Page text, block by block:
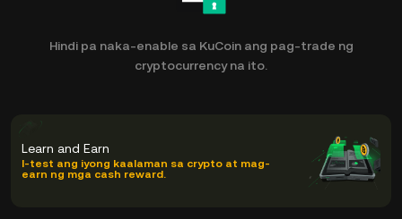
Hindi pa naka-enable sa KuCoin ang pag-trade ng
cryptocurrency na ito.
Learn and Earn
I-test ang iyong kaalaman sa crypto at mag-
earn ng mga cash reward.